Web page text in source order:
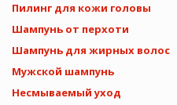
Пилинг для кожи головы
Шампунь от перхоти
Шампунь для жирных волос
Мужской шампунь
Несмываемый уход